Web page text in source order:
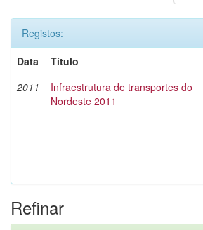
Registos:
Data
Título
2011
Infraestrutura de transportes do
Nordeste 2011
Refinar